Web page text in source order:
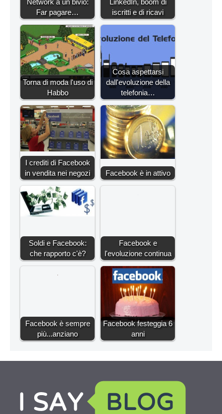
Far pagare…
iscritti e di ricavi
Torna di moda l'uso di
Habbo
Cosa aspettarsi
dall'evoluzione della
telefonia…
I crediti di Facebook
in vendita nei negozi
Facebook è in attivo
Soldi e Facebook:
che rapporto c'è?
Facebook e
l'evoluzione continua
Facebook è sempre
più...anziano
Facebook festeggia 6
anni